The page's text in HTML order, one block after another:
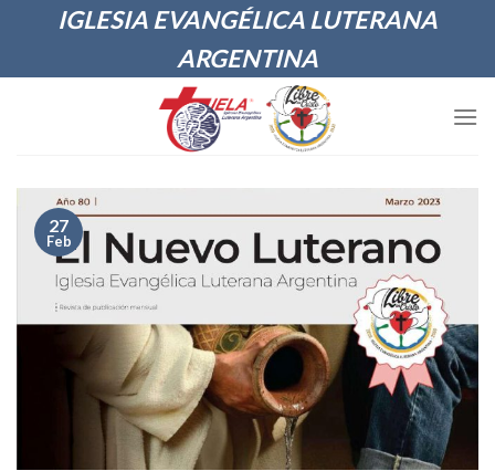
IGLESIA EVANGÉLICA LUTERANA
ARGENTINA
27
Feb